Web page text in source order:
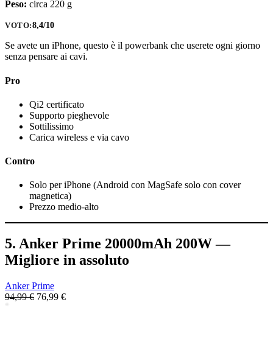
Peso: circa 220 g
VOTO:8,4/10
Se avete un iPhone, questo è il powerbank che userete ogni giorno
senza pensare ai cavi.
Pro
Qi2 certificato
Supporto pieghevole
Sottilissimo
Carica wireless e via cavo
Contro
Solo per iPhone (Android con MagSafe solo con cover
magnetica)
Prezzo medio-alto
5. Anker Prime 20000mAh 200W —
Migliore in assoluto
Anker Prime
94,99 € 76,99 €